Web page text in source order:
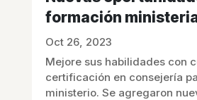
formación
Oct 26, 2023
Mejore sus habilidades con
certificación en consejería
ministerio. Se agregaron